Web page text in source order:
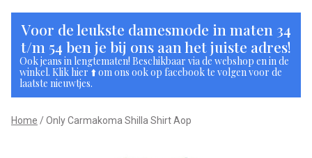
Only
Carmakoma
Shilla
Shirt
Aop
Voor de leukste damesmode in maten 34
t/m 54 ben je bij ons aan het juiste adres!
Ook jeans in lengtematen! Beschikbaar via de webshop en in de
winkel. Klik hier ⬆️ om ons ook op facebook te volgen voor de
laatste nieuwtjes.
Home Only Carmakoma Shilla Shirt Aop